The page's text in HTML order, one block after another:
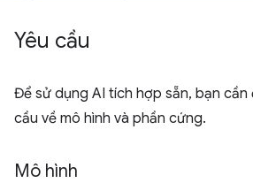
Yêu cầu
Để sử dụng AI tích hợp sẵn, bạn
cầu về mô hình và phần cứng.
Mô hình